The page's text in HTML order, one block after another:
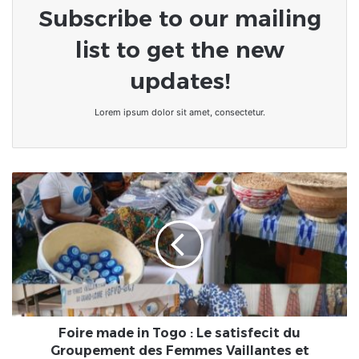
Subscribe to our mailing
list to get the new
updates!
Lorem ipsum dolor sit amet, consectetur.
Foire
made
in
Togo
satisfecit
du
Groupement
Foire made in Togo : Le satisfecit du
Groupement des Femmes Vaillantes et